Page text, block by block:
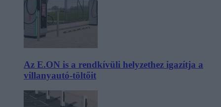
Az E.ON is a rendkívüli helyzethez igazítja a
villanyautó-töltőit